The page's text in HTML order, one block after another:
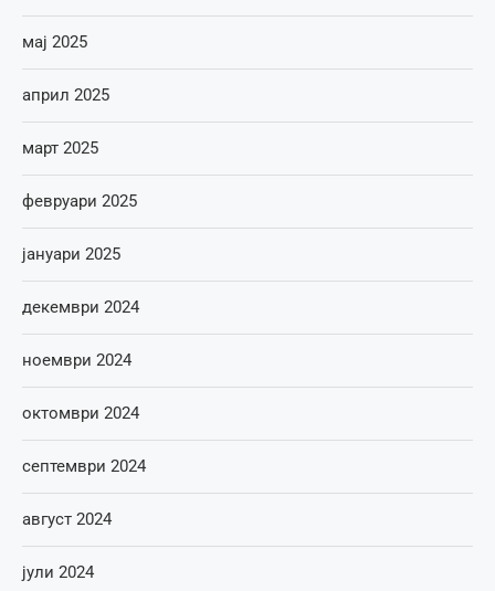
мај 2025
април 2025
март 2025
февруари 2025
јануари 2025
декември 2024
ноември 2024
октомври 2024
септември 2024
август 2024
јули 2024